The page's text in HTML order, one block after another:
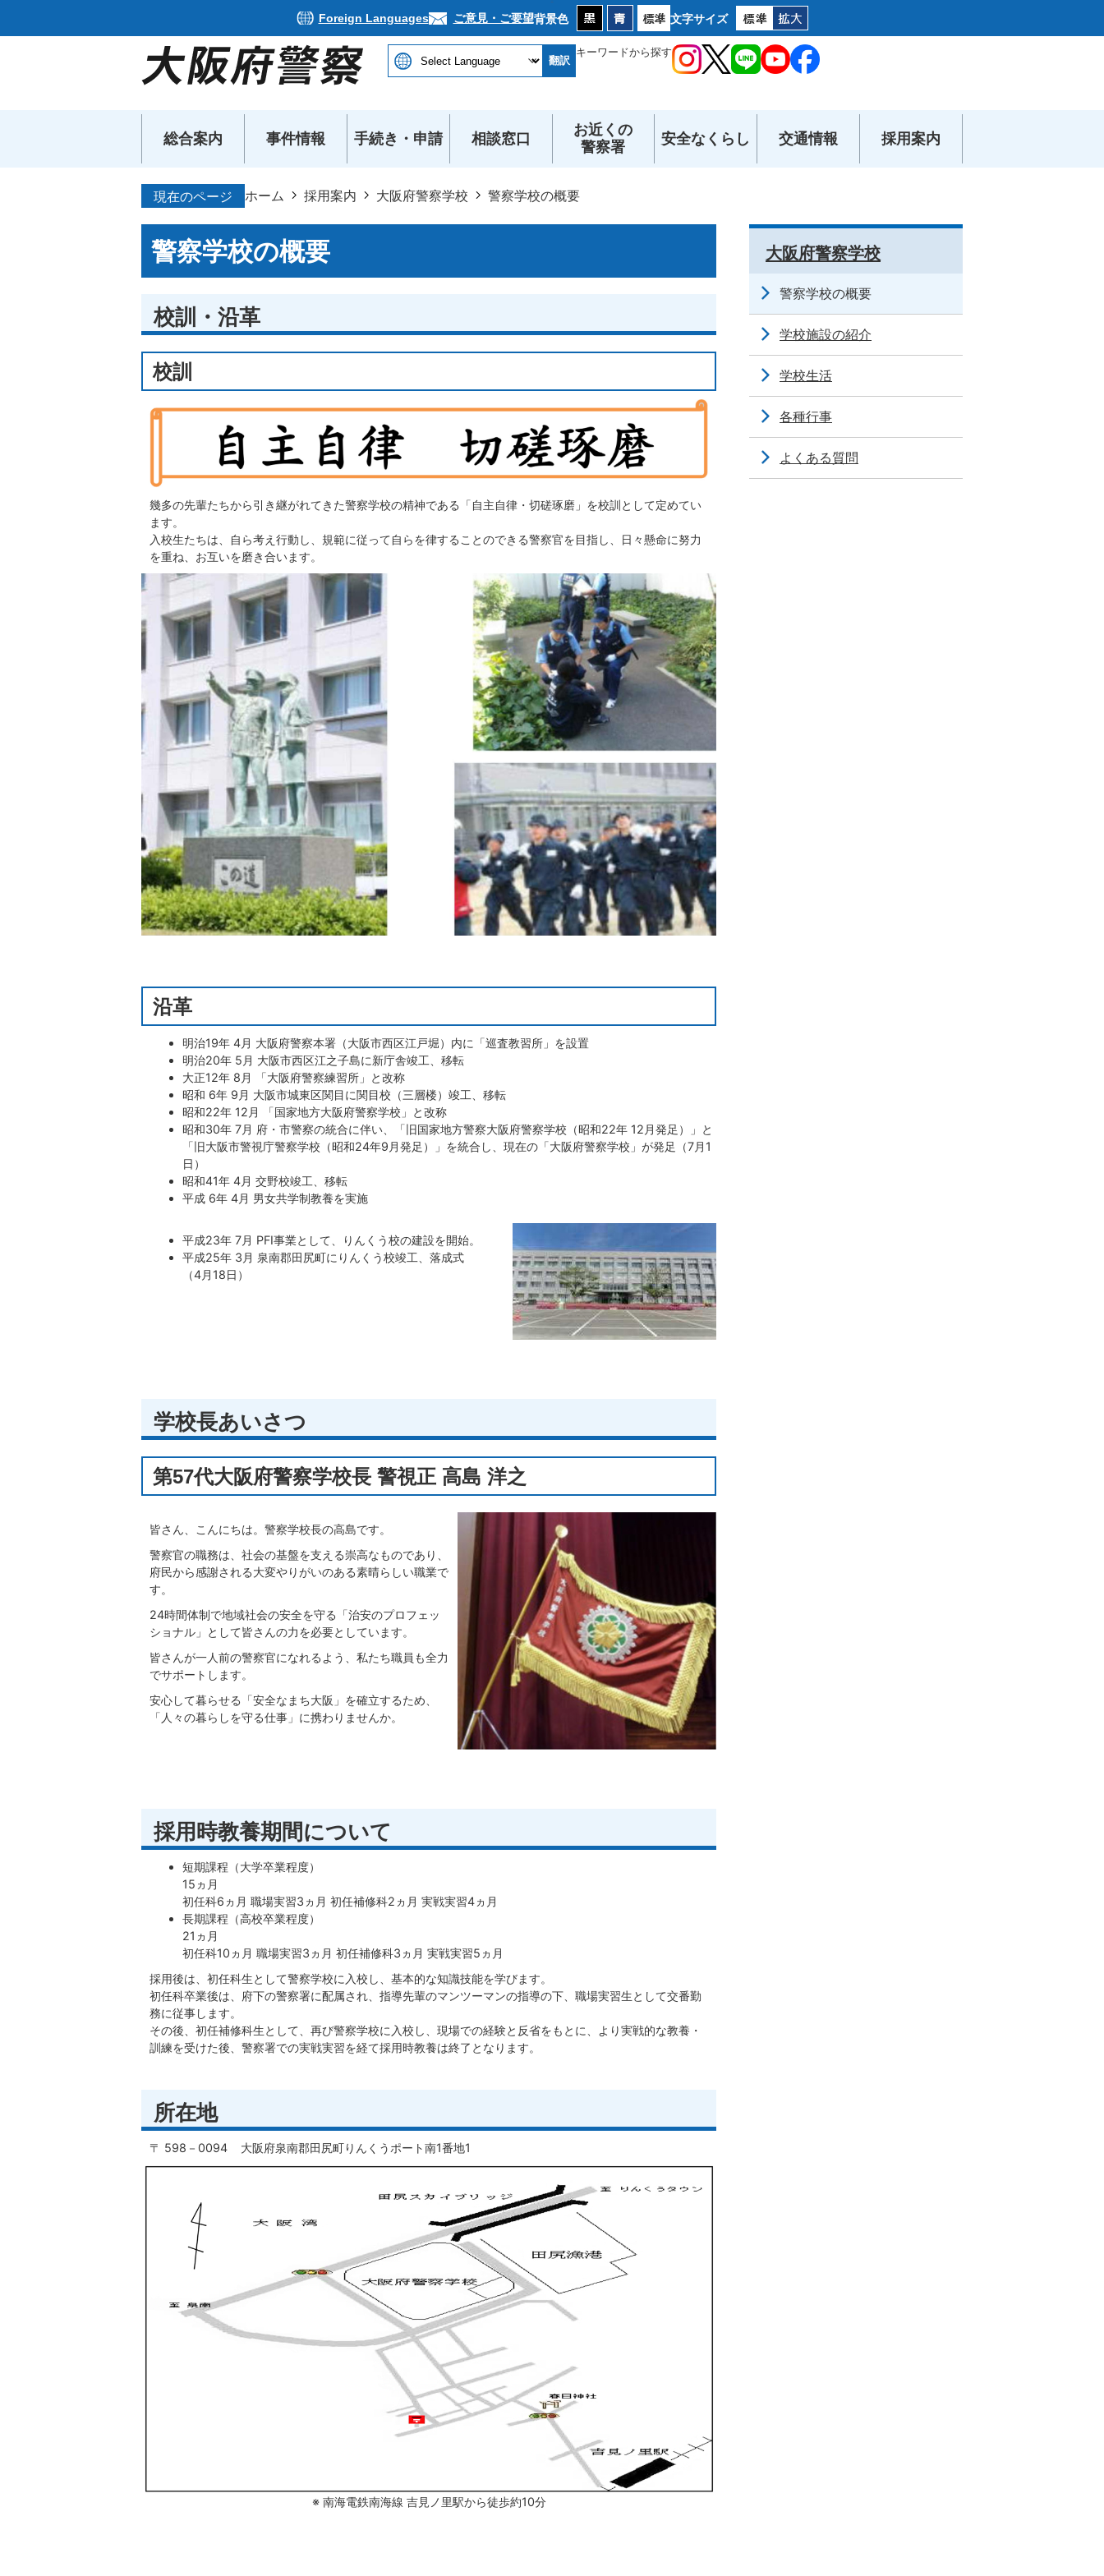
Foreign Languages ご意見・ご要望背景色 文字サイズ
翻訳
キーワードから探す
総合案内 事件情報 手続き・申請 相談窓口
お近くの
警察署
安全なくらし 交通情報 採用案内
現在のページ ホーム 採用案内 大阪府警察学校 警察学校の概要
警察学校の概要
校訓・沿革
校訓
幾多の先輩たちから引き継がれてきた警察学校の精神である「自主自律・切磋琢磨」を校訓として定めてい
ます。
入校生たちは、自ら考え行動し、規範に従って自らを律することのできる警察官を目指し、日々懸命に努力
を重ね、お互いを磨き合います。
沿革
明治19年 4月 大阪府警察本署（大阪市西区江戸堀）内に「巡査教習所」を設置
明治20年 5月 大阪市西区江之子島に新庁舎竣工、移転
大正12年 8月 「大阪府警察練習所」と改称
昭和 6年 9月 大阪市城東区関目に関目校（三層楼）竣工、移転
昭和22年 12月 「国家地方大阪府警察学校」と改称
昭和30年 7月 府・市警察の統合に伴い、「旧国家地方警察大阪府警察学校（昭和22年 12月発足）」と
「旧大阪市警視庁警察学校（昭和24年9月発足）」を統合し、現在の「大阪府警察学校」が発足（7月1
日）
昭和41年 4月 交野校竣工、移転
平成 6年 4月 男女共学制教養を実施
平成23年 7月 PFI事業として、りんくう校の建設を開始。
平成25年 3月 泉南郡田尻町にりんくう校竣工、落成式
（4月18日）
学校長あいさつ
第57代大阪府警察学校長 警視正 高島 洋之
皆さん、こんにちは。警察学校長の高島です。
警察官の職務は、社会の基盤を支える崇高なものであり、
府民から感謝される大変やりがいのある素晴らしい職業で
す。
24時間体制で地域社会の安全を守る「治安のプロフェッ
ショナル」として皆さんの力を必要としています。
皆さんが一人前の警察官になれるよう、私たち職員も全力
でサポートします。
安心して暮らせる「安全なまち大阪」を確立するため、
「人々の暮らしを守る仕事」に携わりませんか。
採用時教養期間について
短期課程（大学卒業程度）
15ヵ月
初任科6ヵ月 職場実習3ヵ月 初任補修科2ヵ月 実戦実習4ヵ月
長期課程（高校卒業程度）
21ヵ月
初任科10ヵ月 職場実習3ヵ月 初任補修科3ヵ月 実戦実習5ヵ月
採用後は、初任科生として警察学校に入校し、基本的な知識技能を学びます。
初任科卒業後は、府下の警察署に配属され、指導先輩のマンツーマンの指導の下、職場実習生として交番勤
務に従事します。
その後、初任補修科生として、再び警察学校に入校し、現場での経験と反省をもとに、より実戦的な教養・
訓練を受けた後、警察署での実戦実習を経て採用時教養は終了となります。
所在地
〒 598－0094 大阪府泉南郡田尻町りんくうポート南1番地1
※ 南海電鉄南海線 吉見ノ里駅から徒歩約10分
大阪府警察学校
警察学校の概要
学校施設の紹介
学校生活
各種行事
よくある質問